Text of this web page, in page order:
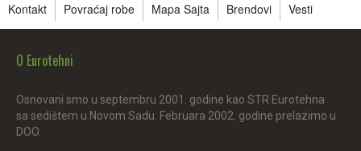
Kontakt Povraćaj robe Mapa Sajta Brendovi Vesti
O Eurotehni
Osnovani smo u septembru 2001. godine kao STR Eurotehna
sa sedištem u Novom Sadu. Februara 2002. godine prelazimo u
DOO.